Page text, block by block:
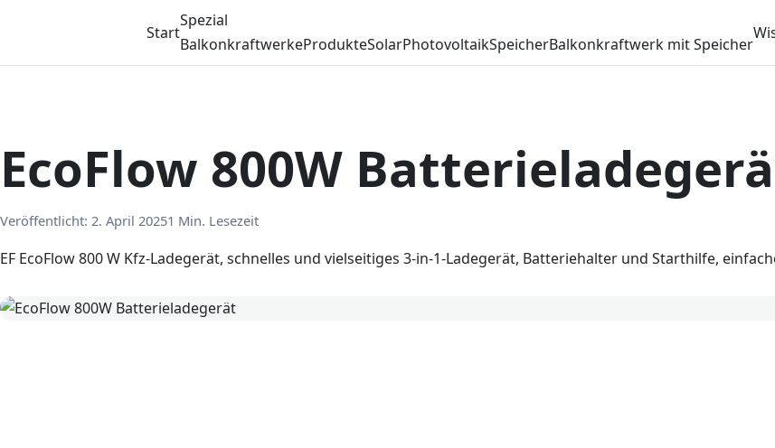
Start
Spezial
BalkonkraftwerkeProdukteSolarPhotovoltaikSpeicherBalkonkraftwerk mit Speicher
EcoFlow 800W
Veröffentlicht: 2. April 20251 Min. Lesezeit
EF EcoFlow 800 W Kfz-Ladegerät, schnelles und vielseitiges 3-in-1-Ladegerät, Batteriehalter und Starthilfe,